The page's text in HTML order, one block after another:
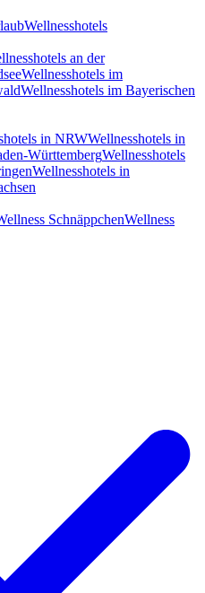
Wellnesshotels
an der
Wellnesshotels im
Wellnesshotels im Bayerischen
in NRWWellnesshotels in
WürttembergWellnesshotels
Wellnesshotels in
SchnäppchenWellness